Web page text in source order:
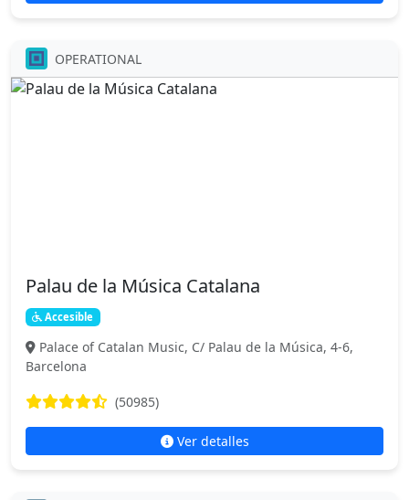
OPERATIONAL
Palau de la Música Catalana
Accesible
Palace of Catalan Music, C/ Palau de la Música, 4-6,
Barcelona
(50985)
Ver detalles